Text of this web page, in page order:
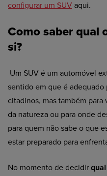
configurar um SUV aqui.
Como saber qual
si?
Um SUV é um automóvel
sentido em que é adequado
citadinos, mas também
da natureza ou para onde
para quem não sabe o que
estar preparado para
No momento de decidir